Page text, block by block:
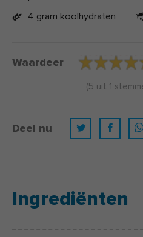
4 gram koolhydraten
Waardeer
(5 uit 1
Deel nu
Ingrediënten